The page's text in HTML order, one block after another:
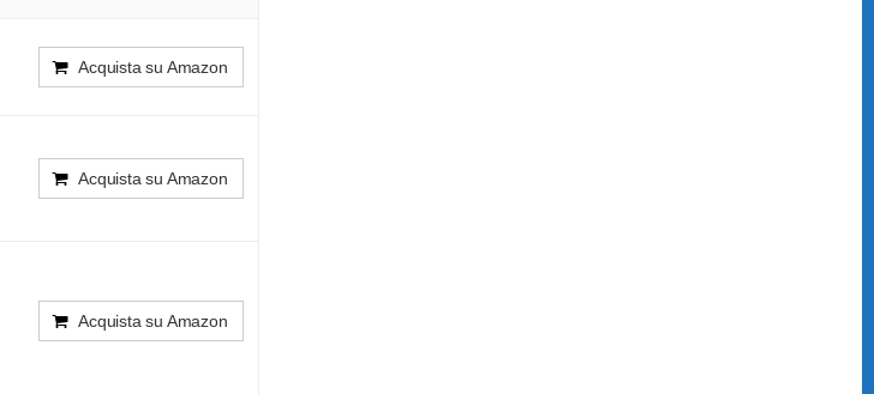
Acquista su Amazon
Acquista su Amazon
Acquista su Amazon